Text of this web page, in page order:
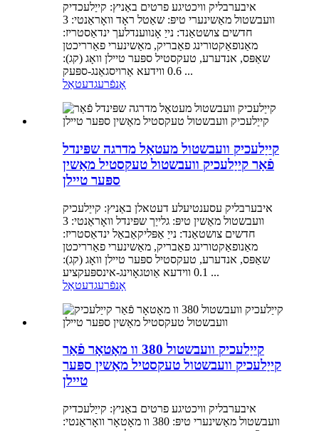
איבערבליק וויכטיגע פרטים באַניץ: קייַלעכדיק
וועבשטול מאַשינערי טיפּ: שאַטל ראָד וואָראַנטי: 3
חדשים צושטאַנד: נייַ אָנווענדלעך ינדאַסטריז:
מאַנופאַקטורינג פאַבריק, מאַשינערי פאַרריכטן
שאַפּס, אנדערע, טעקסטיל ספּער טיילן וואָג (קג):
0.6 ווידעא אַרויסגאַנג-ספּעק ...
אָנפֿרעגדעטאַל
קייַלעכיק וועבשטול מעטאַל מדרגה שפּינדל
פֿאַר קייַלעכיק וועבשטול טעקסטיל מאַשין
ספּער טיילן
איבערבליק עסענטיעלע דעטאלן באַניץ: קייַלעכיק
וועבשטול מאַשין טיפּ: גלייַך שפּינדל וואָראַנטי: 3
חדשים צושטאַנד: נייַ אַפּליקאַבאַל ינדאַסטריז:
מאַנופאַקטורינג פאַבריק, מאַשינערי פאַרריכטן
שאַפּס, אנדערע, טעקסטיל ספּער טיילן וואָג (קג):
0.1 ווידעא אַוטגאָוינג-אינספּעקציע ...
אָנפֿרעגדעטאַל
קייַלעכיק וועבשטול 380 וו מאָטאָר פֿאַר
קייַלעכיק וועבשטול טעקסטיל מאַשין ספּער
טיילן
איבערבליק וויכטיגע פרטים באַניץ: קייַלעכדיק
וועבשטול מאַשינערי טיפּ: 380 וו מאָטאָר וואָראַנטי: